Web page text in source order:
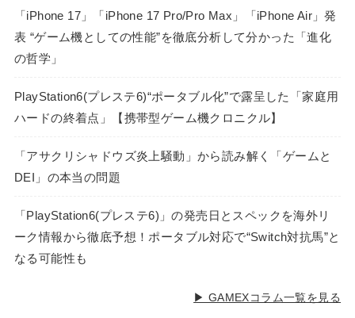
「iPhone 17」「iPhone 17 Pro/Pro Max」「iPhone Air」発
表 “ゲーム機としての性能”を徹底分析して分かった「進化
の哲学」
PlayStation6(プレステ6)“ポータブル化”で露呈した「家庭用
ハードの終着点」【携帯型ゲーム機クロニクル】
「アサクリシャドウズ炎上騒動」から読み解く「ゲームと
DEI」の本当の問題
「PlayStation6(プレステ6)」の発売日とスペックを海外リ
ーク情報から徹底予想！ポータブル対応で“Switch対抗馬”と
なる可能性も
▶ GAMEXコラム一覧を見る